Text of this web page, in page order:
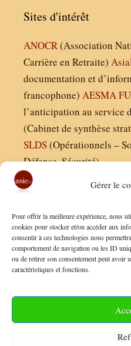
Gérer le
Pour offrir la meilleure expérience, nous
cookies pour stocker et/ou accéder aux
consentir à ces technologies nous
comportement de navigation ou les ID
ou de retirer son consentement peut avoir
caractéristiques et fonctions.
Sites d'intérêt
ANOCR(Association
Carrière en Retraite)
documentation et
francophone) AESMA
l’anticipation au service
(Cabinet de synthèse
SLDS(Opérationnels –
Défense, Sécurité)
Finaldées EURL
Siège social : 13 avenue
Nous contacter
Conditions Générales de
Politique de